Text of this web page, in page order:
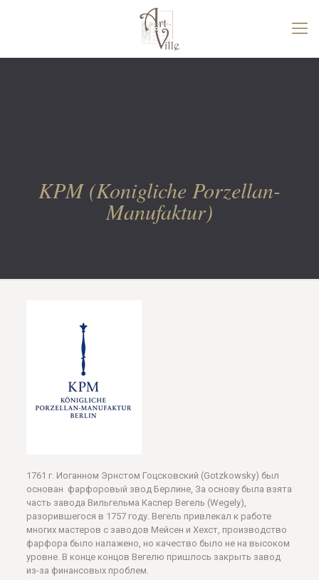
KPM (Konigliche Porzellan-
Manufaktur)
1761 г. Иоганном Эрнстом Гоцсковский (Gotzkowsky) был
основан фарфоровый звод Берлине, За основу была взята
часть завода Вильгельма Каспер Вегель (Wegely),
разорившегося в 1757 году. Вегель привлекал к работе
многих мастеров с заводов Мейсен и Хехст, производство
фарфора было налажено, но качество было не на высоком
уровне. В конце концов Вегелю пришлось закрыть завод
из-за финансовых проблем.